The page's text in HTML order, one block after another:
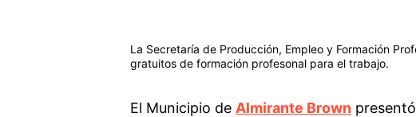
La Secretaría de Producción, Empleo y Formación
gratuitos de formación profesonal para el trabajo.
El Municipio de Almirante Brownpresentó